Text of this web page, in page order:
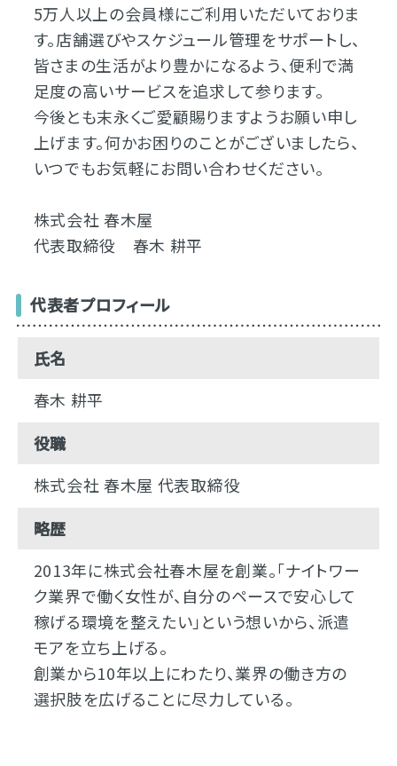
5万人以上の会員様にご利用いただいておりま
す。店舗選びやスケジュール管理をサポートし、
皆さまの生活がより豊かになるよう、便利で満
足度の高いサービスを追求して参ります。
今後とも末永くご愛顧賜りますようお願い申し
上げます。何かお困りのことがございましたら、
いつでもお気軽にお問い合わせください。
株式会社 春木屋
代表取締役 春木 耕平
代表者プロフィール
氏名
春木 耕平
役職
株式会社 春木屋 代表取締役
略歴
2013年に株式会社春木屋を創業。「ナイトワー
ク業界で働く女性が、自分のペースで安心して
稼げる環境を整えたい」という想いから、派遣
モアを立ち上げる。
創業から10年以上にわたり、業界の働き方の
選択肢を広げることに尽力している。